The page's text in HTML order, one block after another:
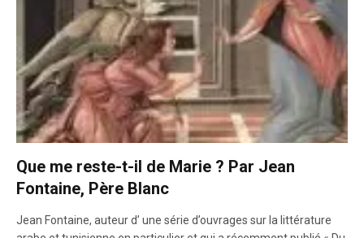
Que me reste-t-il de Marie ? Par Jean
Fontaine, Père Blanc
Jean Fontaine, auteur d’ une série d’ouvrages sur la littérature